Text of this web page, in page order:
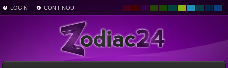
LOGIN CONT NOU